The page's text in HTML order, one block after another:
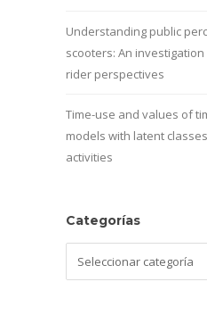
Understanding public
scooters: An
rider perspectives
Time-use and values of
models with latent
activities
Categorías